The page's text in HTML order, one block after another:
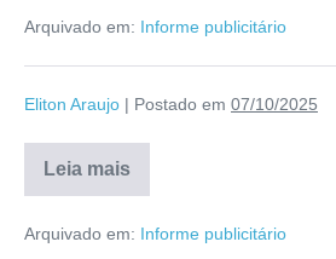
Arquivado em: Informe publicitário
Eliton Araujo | Postado em 07/10/2025
Leia mais
Arquivado em: Informe publicitário